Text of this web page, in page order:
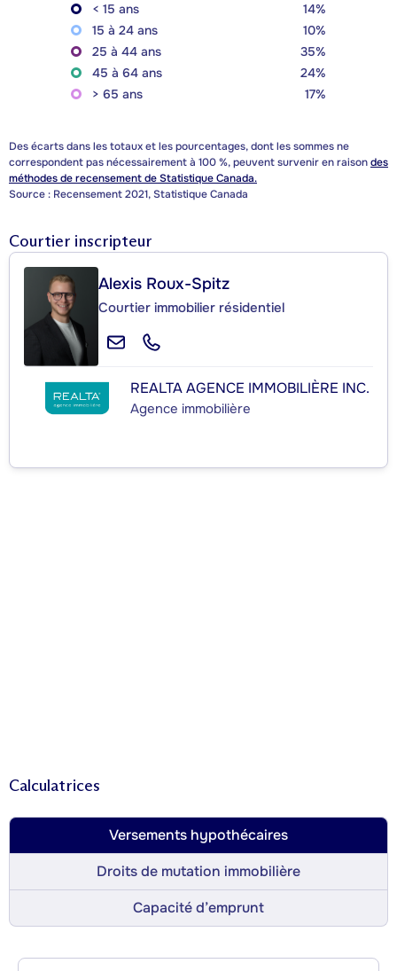
< 15 ans
14%
15 à 24 ans
10%
25 à 44 ans
35%
45 à 64 ans
24%
> 65 ans
17%
Des écarts dans les totaux et les pourcentages, dont les sommes ne
correspondent pas nécessairement à 100 %, peuvent survenir en raisondes
méthodes de recensement de Statistique Canada.
Source : Recensement 2021, Statistique Canada
Courtier inscripteur
Alexis Roux-Spitz
Courtier immobilier résidentiel
REALTA AGENCE IMMOBILIÈRE INC.
Agence immobilière
Calculatrices
Versements hypothécaires
Droits de mutation immobilière
Capacité d’emprunt